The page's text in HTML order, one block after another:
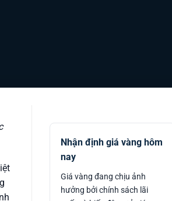
Nhận định giá vàng hôm
nay
Giá vàng đang chịu ảnh
hưởng bởi chính sách lãi